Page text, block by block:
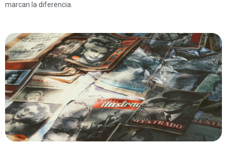
marcan la diferencia.